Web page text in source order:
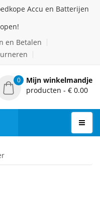
Accu en Batterijen
en Betalen
0
Mijn winkelmandje
producten - € 0.00